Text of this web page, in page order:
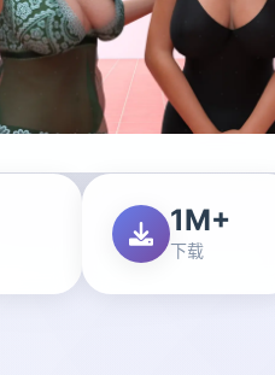
1M+
下载